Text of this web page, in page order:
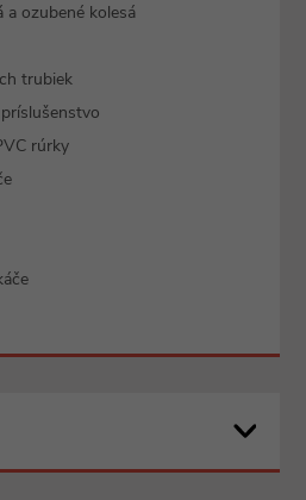
a ozubené kolesá
trubiek
rúrky